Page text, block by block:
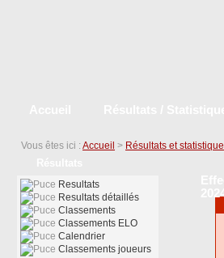
Vous êtes ici : Accueil > Résultats et statistique
Resultats
Resultats détaillés
Classements
Classements ELO
Calendrier
Classements joueurs